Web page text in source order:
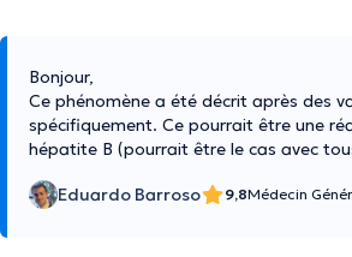
Bonjour,
Ce phénomène a été décrit après des
spécifiquement. Ce pourrait être une
hépatite B (pourrait être le cas avec
Eduardo Barroso 9,8Médecin